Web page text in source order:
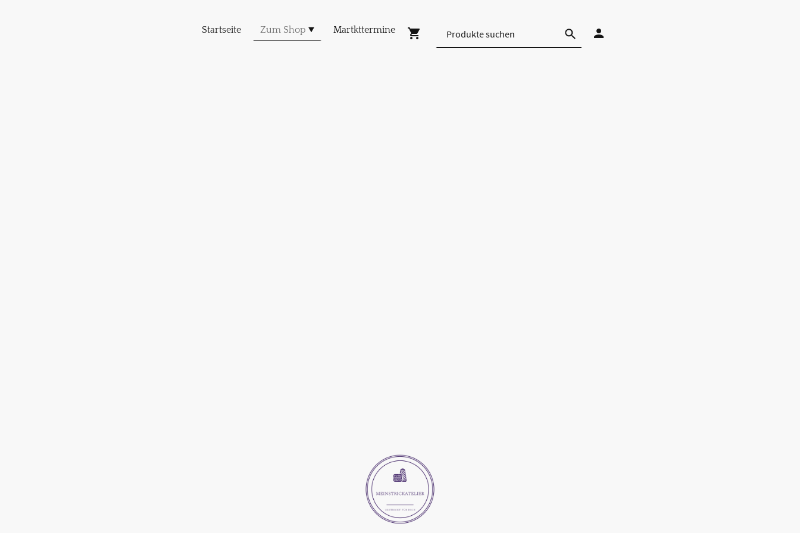
Startseite Zum Shop Martkttermine